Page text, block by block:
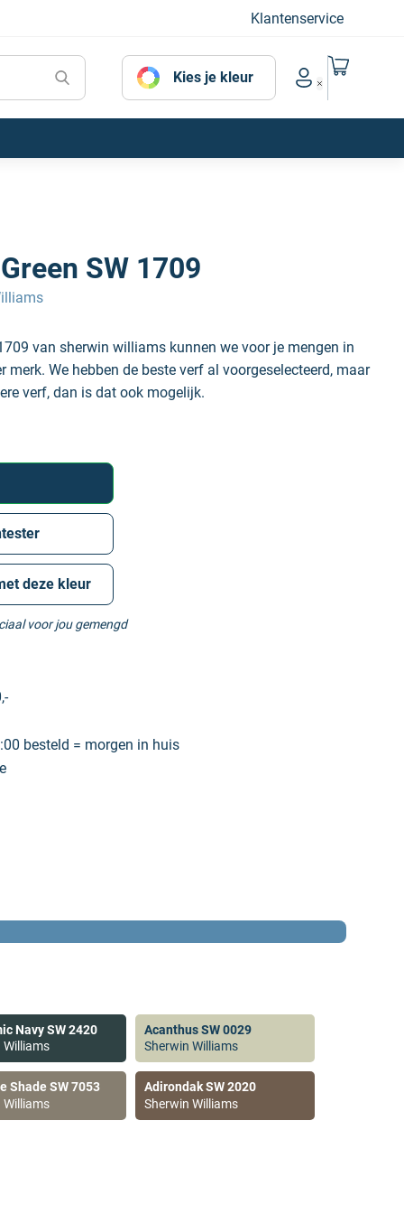
Klantenservice
Kies je kleur
Account menu
Naar mijn
SW 1709
van sherwin williams kunnen we voor je mengen in
merk. We hebben de beste verf al voorgeselecteerd, maar
verf, dan is dat ook mogelijk.
deze kleur
voor jou gemengd
besteld = morgen in huis
Navy SW 2420
Williams
Acanthus SW 0029
Sherwin Williams
Shade SW 7053
Williams
Adirondak SW 2020
Sherwin Williams